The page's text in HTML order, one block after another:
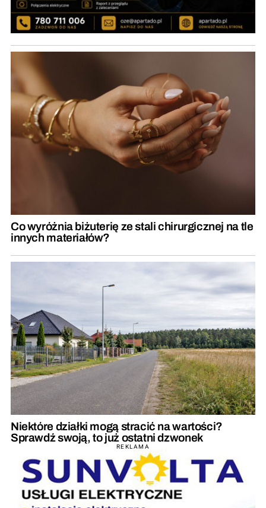
Co wyróżnia biżuterię ze stali chirurgicznej na tle
innych materiałów?
Niektóre działki mogą stracić na wartości?
Sprawdź swoją, to już ostatni dzwonek
REKLAMA